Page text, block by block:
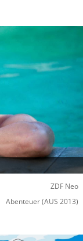
ZDF Neo
Abenteuer(AUS 2013)